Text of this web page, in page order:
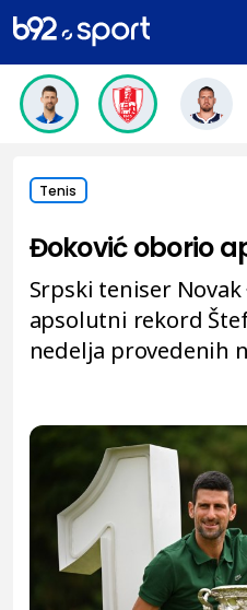
Tenis
Đoković oborio
Srpski teniser
apsolutni rekord
nedelja provedenih